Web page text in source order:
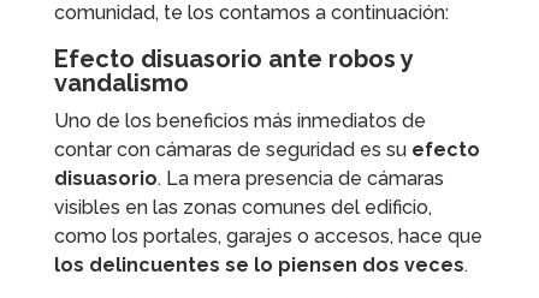
comunidad, te los contamos a continuación:
Efecto disuasorio ante robos y
vandalismo
Uno de los beneficios más inmediatos de
contar con cámaras de seguridad es su efecto
disuasorio. La mera presencia de cámaras
visibles en las zonas comunes del edificio,
como los portales, garajes o accesos, hace que
los delincuentes se lo piensen dos veces.